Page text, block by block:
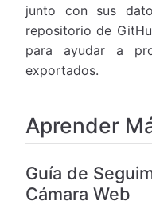
junto con sus
repositorio de
para ayudar a
exportados.
Aprender
Guía de
Cámara Web